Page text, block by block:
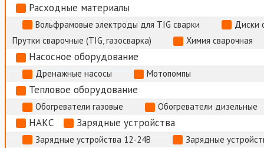
Расходные материалы
Вольфрамовые электроды для TIG сварки
Диски
Прутки сварочные (TIG, газосварка)
Химия сварочная
Насосное оборудование
Дренажные насосы Мотопомпы
Тепловое оборудование
Обогреватели газовые Обогреватели дизельные
НАКС Зарядные устройства
Зарядные устройства 12-24В Зарядные